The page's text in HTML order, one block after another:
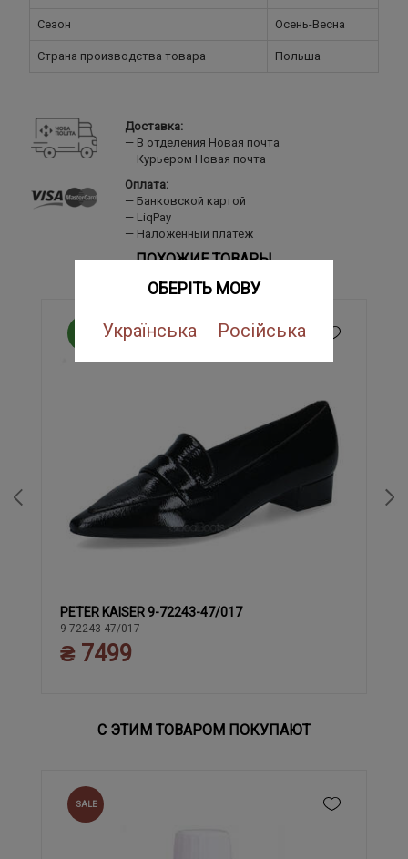
ОБЕРІТЬ МОВУ
Українська Російська
Сезон Осень-Весна
Страна производства товара Польша
Доставка:
В отделения Новая почта
Курьером Новая почта
Оплата:
Банковской картой
LiqPay
Наложенный платеж
ПОХОЖИЕ ТОВАРЫ
36 37 37.5 38 38.5 39
PETER KAISER 9-72243-47/017
9-72243-47/017
₴ 7499
С ЭТИМ ТОВАРОМ ПОКУПАЮТ
SALE